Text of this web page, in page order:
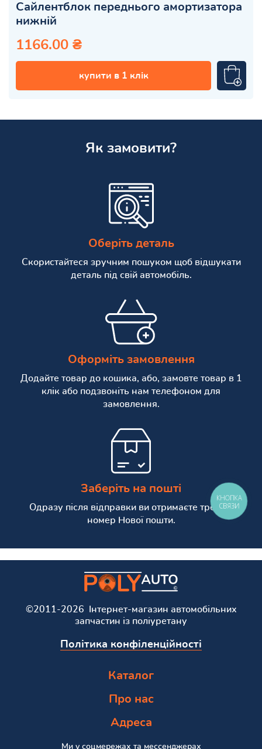
Сайлентблок переднього амортизатора
нижній
1166.00 ₴
купити в 1 клік
Як замовити?
Оберіть деталь
Скористайтеся зручним пошуком щоб відшукати
деталь під свій автомобіль.
Оформіть замовлення
Додайте товар до кошика, або, замовте товар в 1
клік або подзвоніть нам телефоном для
замовлення.
Заберіть на пошті
Одразу після відправки ви отримаєте трекінг
номер Нової пошти.
©2011-2026 Інтернет-магазин автомобільних
запчастин із поліуретану
Політика конфіленційності
Каталог
Про нас
Адреса
Ми у соцмережах та мессенджерах
КНОПКА
СВЯЗИ